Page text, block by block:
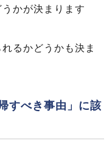
かが決まります
るかどうかも決ま
すべき事由」に該